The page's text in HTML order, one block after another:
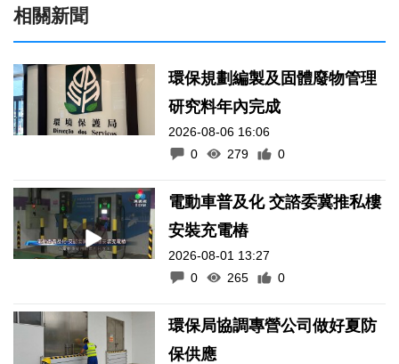
相關新聞
環保規劃編製及固體廢物管理
研究料年內完成
2026-08-06 16:06
0
279 0
電動車普及化 交諮委冀推私樓
安裝充電樁
2026-08-01 13:27
0
265 0
環保局協調專營公司做好夏防
保供應